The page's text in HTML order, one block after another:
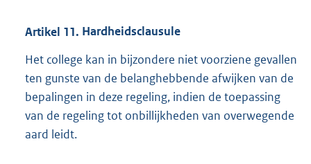
Artikel 11. Hardheidsclausule
Het college kan in bijzondere niet voorziene gevallen
ten gunste van de belanghebbende afwijken van de
bepalingen in deze regeling, indien de toepassing
van de regeling tot onbillijkheden van overwegende
aard leidt.